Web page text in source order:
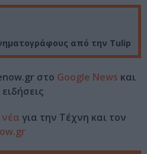
από την Tulip
στο Google News και
νέα για την Τέχνη και τον